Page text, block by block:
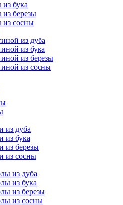
бука
березы
из сосны
из дуба
из бука
из березы
из сосны
из дуба
из бука
из березы
из сосны
из дуба
из бука
из березы
из сосны